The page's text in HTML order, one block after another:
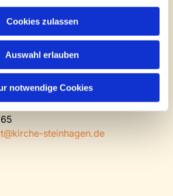
Cookies zulassen
Auswahl erlauben
notwendige Cookies
Vereinbarung
steinhagen.de